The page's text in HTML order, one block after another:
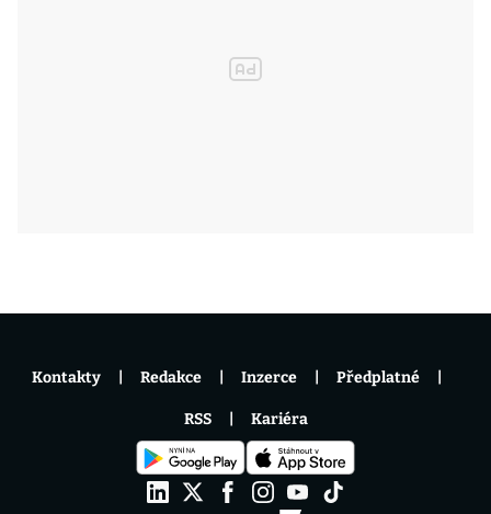
Kontakty Redakce Inzerce Předplatné
RSS Kariéra